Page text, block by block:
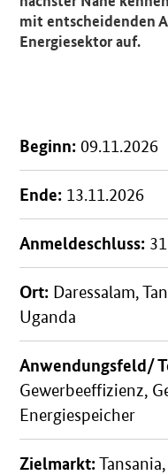
mit entscheidenden
Energiesektor auf.
Beginn: 09.11.2026
Ende: 13.11.2026
Anmeldeschluss:
Ort: Daressalam,
Uganda
Anwendungsfeld/
Gewerbeeffizienz,
Energiespeicher
Zielmarkt: